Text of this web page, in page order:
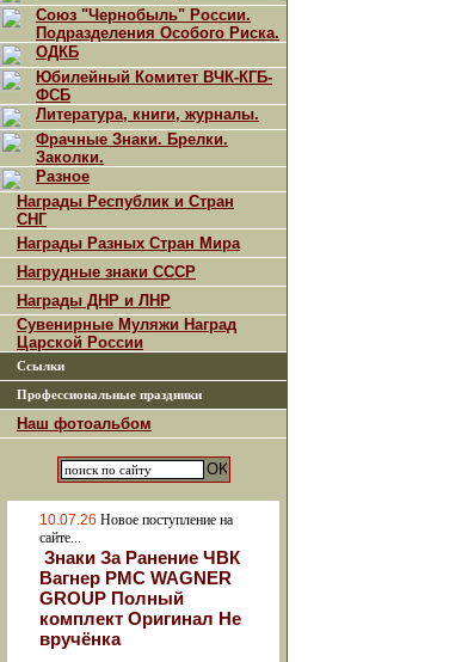
Союз "Чернобыль" России.
Подразделения Особого Риска.
ОДКБ
Юбилейный Комитет ВЧК-КГБ-
ФСБ
Литература, книги, журналы.
Фрачные Знаки. Брелки.
Заколки.
Разное
Награды Республик и Стран
СНГ
Награды Разных Стран Мира
Нагрудные знаки СССР
Награды ДНР и ЛНР
Сувенирные Муляжи Наград
Царской России
Ссылки
Профессиональные праздники
Наш фотоальбом
10.07.26 Новое поступление на
сайте...
Знаки За Ранение ЧВК
Вагнер РМС WAGNER
GROUP Полный
комплект Оригинал Не
вручёнка